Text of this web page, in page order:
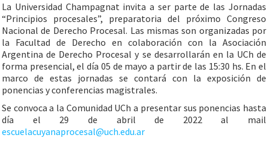
La Universidad Champagnat invita a ser parte de las Jornadas
“Principios procesales”, preparatoria del próximo Congreso
Nacional de Derecho Procesal. Las mismas son organizadas por
la Facultad de Derecho en colaboración con la Asociación
Argentina de Derecho Procesal y se desarrollarán en la UCh de
forma presencial, el día 05 de mayo a partir de las 15:30 hs. En el
marco de estas jornadas se contará con la exposición de
ponencias y conferencias magistrales.
Se convoca a la Comunidad UCh a presentar sus ponencias hasta
día el 29 de abril de 2022 al mail
escuelacuyanaprocesal@uch.edu.ar